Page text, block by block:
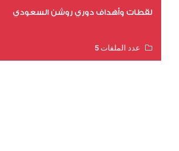
لقطات وأهداف دوري روشن السعودي
عدد الملفات 5